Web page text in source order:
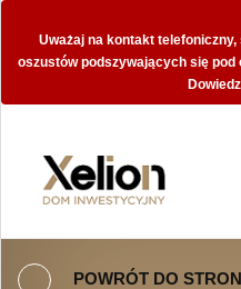
Uważaj na kontakt
oszustów podszywających się pod
POWRÓT DO